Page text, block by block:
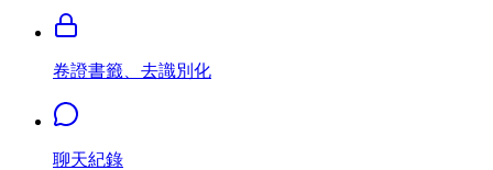
卷證書籤、去識別化
聊天紀錄